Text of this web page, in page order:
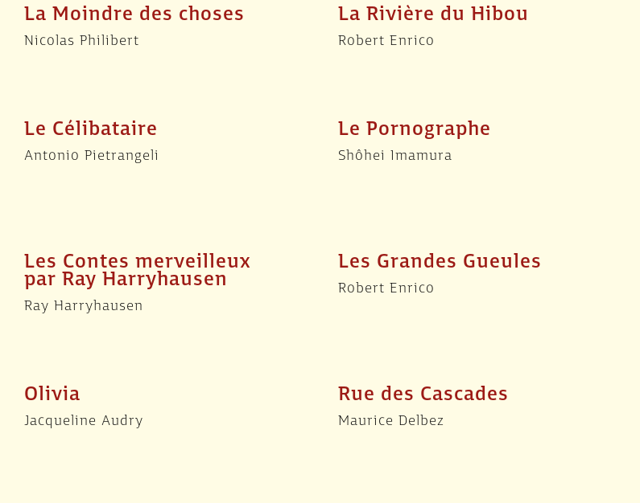
La Moindre des choses
Nicolas Philibert
La Rivière du Hibou
Robert Enrico
Le Célibataire
Antonio Pietrangeli
Le Pornographe
Shôhei Imamura
Les Contes merveilleux
par Ray Harryhausen
Ray Harryhausen
Les Grandes Gueules
Robert Enrico
Olivia
Jacqueline Audry
Rue des Cascades
Maurice Delbez